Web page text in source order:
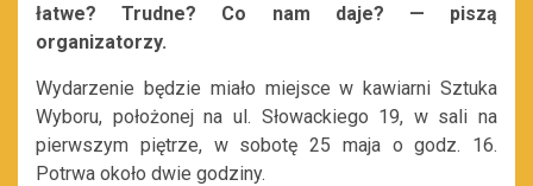
łatwe? Trudne? Co nam daje? — piszą
organizatorzy.
Wydarzenie będzie miało miejsce w kawiarni Sztuka
Wyboru, położonej na ul. Słowackiego 19, w sali na
pierwszym piętrze, w sobotę 25 maja o godz. 16.
Potrwa około dwie godziny.